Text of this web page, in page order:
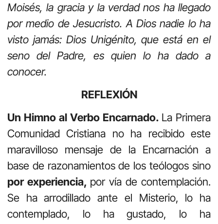
Moisés, la gracia y la verdad nos ha llegado
por medio de Jesucristo. A Dios nadie lo ha
visto jamás: Dios Unigénito, que está en el
seno del Padre, es quien lo ha dado a
conocer.
REFLEXIÓN
Un Himno al Verbo Encarnado. La Primera
Comunidad Cristiana no ha recibido este
maravilloso mensaje de la Encarnación a
base de razonamientos de los teólogos sino
por experiencia, por vía de contemplación.
Se ha arrodillado ante el Misterio, lo ha
contemplado, lo ha gustado, lo ha